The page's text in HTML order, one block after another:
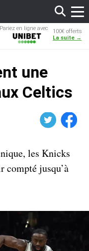
une
Dwane Casey
bientôt coach
Pariez en ligne avec
100€ offerts
La suite →
une
Celtics
Facebook
les Knicks
compté jusqu’à